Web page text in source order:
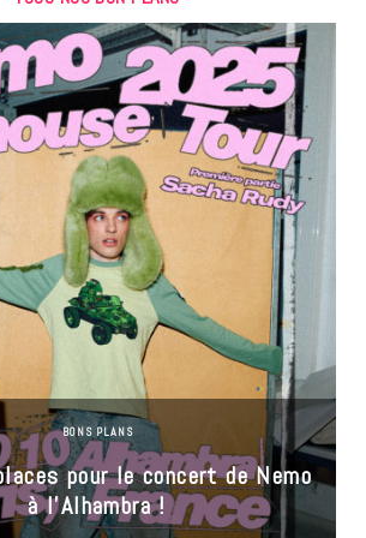
BONS PLANS
pour le concert de Nemo
à l’Alhambra !